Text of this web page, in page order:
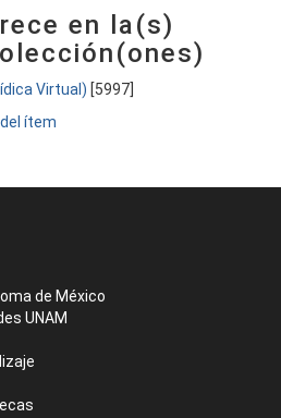
en la(s)
Virtual) [5997]
ítem
de México
UNAM